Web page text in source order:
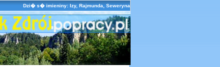
Dzi� s� imieniny: Izy, Rajmunda, Seweryna